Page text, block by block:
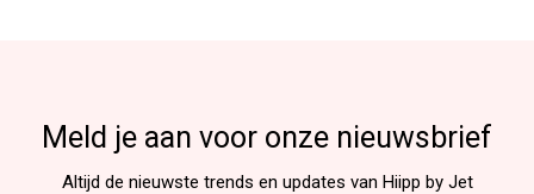
Meld je aan voor onze nieuwsbrief
Altijd de nieuwste trends en updates van Hiipp by Jet